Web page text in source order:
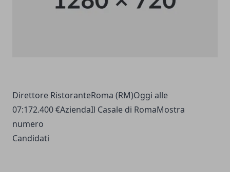
Direttore RistoranteRoma (RM)Oggi alle
07:172.400 €AziendaIl Casale di RomaMostra
numero
Candidati